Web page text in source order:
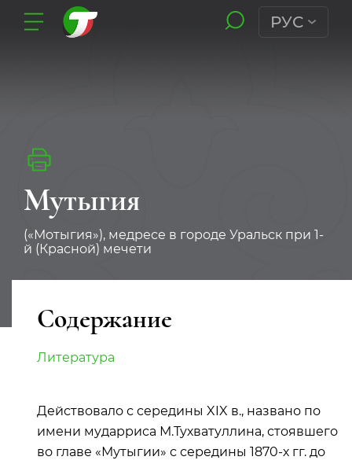
РУС
Мутыгия
(«Мотыгия»), медресе в городе Уральск при 1-
й (Красной) мечети
Содержание
Литература
Действовало с середины XIX в., названо по
имени мударриса М.Тухватуллина, стоявшего
во главе «Мутыгии» с середины 1870-х гг. до